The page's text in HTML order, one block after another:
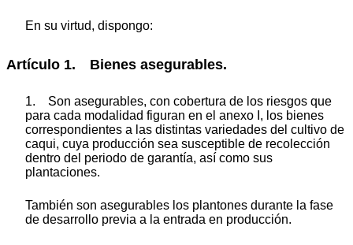
En su virtud, dispongo:
Artículo 1. Bienes asegurables.
1. Son asegurables, con cobertura de los riesgos que
para cada modalidad figuran en el anexo I, los bienes
correspondientes a las distintas variedades del cultivo de
caqui, cuya producción sea susceptible de recolección
dentro del periodo de garantía, así como sus
plantaciones.
También son asegurables los plantones durante la fase
de desarrollo previa a la entrada en producción.